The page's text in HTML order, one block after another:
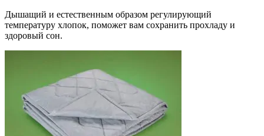
Дышащий и естественным образом регулирующий
температуру хлопок, поможет вам сохранить прохладу и
здоровый сон.